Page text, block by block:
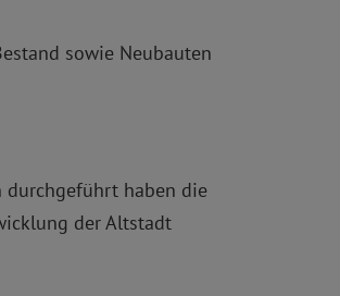
sowie Neubauten
durchgeführt haben die
der Altstadt